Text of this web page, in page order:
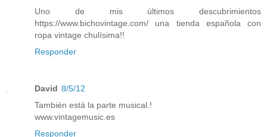
Uno de mis últimos descubrimientos
https://www.bichovintage.com/ una tienda española con
ropa vintage chulísima!!
Responder
David 8/5/12
También está la parte musical.!
www.vintagemusic.es
Responder